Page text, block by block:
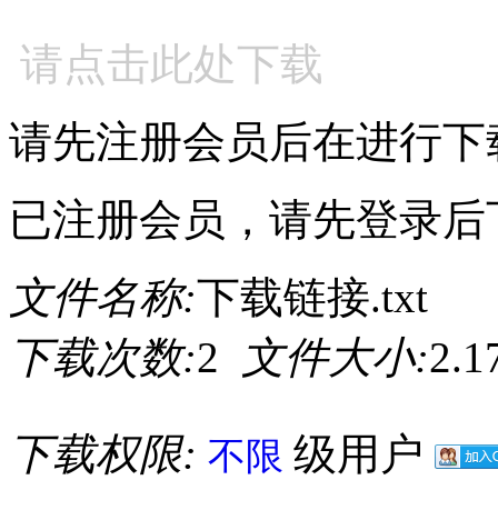
请点击此处下载
请先注册会员后在进行下
已注册会员，请先登录后
文件名称:下载链接.txt
下载次数:2 文件大小:
下载权限: 不限 级用户